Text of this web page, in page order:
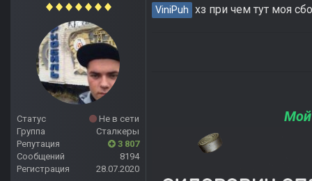
Статус
Не в сети
Группа
Сталкеры
Репутация
3 807
Сообщений
8194
Регистрация
28.07.2020
ViniPuh хз при чем тут моя